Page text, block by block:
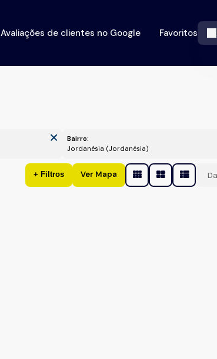
Favoritos
Avaliações de clientes no Google
Bairro:
Jordanésia (Jordanésia)
Ver Mapa